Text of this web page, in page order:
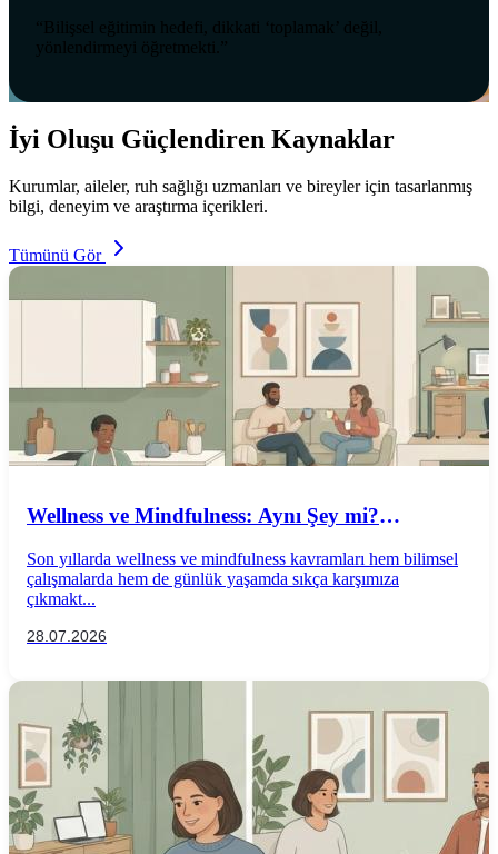
“Bilişsel eğitimin hedefi, dikkati ‘toplamak’ değil,
yönlendirmeyi öğretmekti.”
İyi Oluşu Güçlendiren Kaynaklar
Kurumlar, aileler, ruh sağlığı uzmanları ve bireyler için tasarlanmış
bilgi, deneyim ve araştırma içerikleri.
Tümünü Gör
Wellness ve Mindfulness: Aynı Şey mi?
Son yıllarda wellness ve mindfulness kavramları hem bilimsel
çalışmalarda hem de günlük yaşamda sıkça karşımıza
çıkmakt...
28.07.2026